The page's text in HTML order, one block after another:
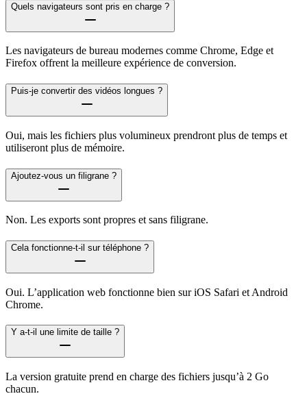
Quels navigateurs sont pris en charge ?
Les navigateurs de bureau modernes comme Chrome, Edge et
Firefox offrent la meilleure expérience de conversion.
Puis-je convertir des vidéos longues ?
Oui, mais les fichiers plus volumineux prendront plus de temps et
utiliseront plus de mémoire.
Ajoutez-vous un filigrane ?
Non. Les exports sont propres et sans filigrane.
Cela fonctionne-t-il sur téléphone ?
Oui. L’application web fonctionne bien sur iOS Safari et Android
Chrome.
Y a-t-il une limite de taille ?
La version gratuite prend en charge des fichiers jusqu’à 2 Go
chacun.